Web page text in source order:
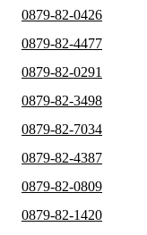
0879-82-0426
0879-82-4477
0879-82-0291
0879-82-3498
0879-82-7034
0879-82-4387
0879-82-0809
0879-82-1420